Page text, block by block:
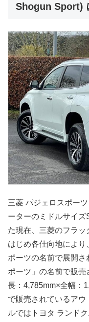
Shogun Sport)
三菱 パジェロスポー
ーターのミドルサイ
た現在、三菱のフラ
はじめ各仕向地によ
ポーツの名前で展開
ポーツ」の名前で販
長：4,785mm×全幅：
で販売されているア
ルではトヨタ ランド